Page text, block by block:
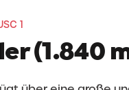
wie
ist das
1
(1.840